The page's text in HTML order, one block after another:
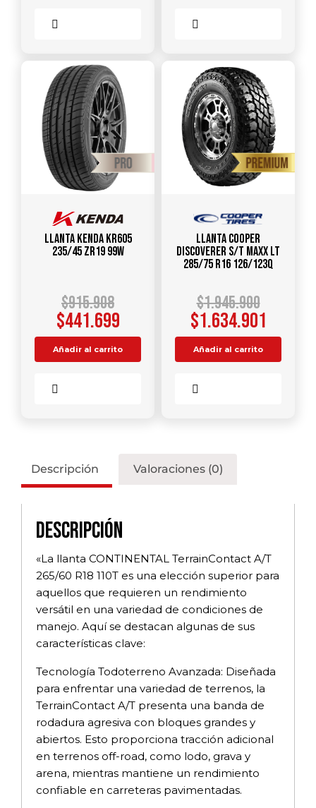
Llanta KENDA KR605
235/45 ZR19 99W
$915.908
$441.699
Añadir al carrito
Llanta COOPER
DISCOVERER S/T MAXX LT
285/75 R16 126/123Q
$1.945.900
$1.634.901
Añadir al carrito
Descripción Valoraciones (0)
Descripción
«La llanta CONTINENTAL TerrainContact A/T
265/60 R18 110T es una elección superior para
aquellos que requieren un rendimiento
versátil en una variedad de condiciones de
manejo. Aquí se destacan algunas de sus
características clave:
Tecnología Todoterreno Avanzada: Diseñada
para enfrentar una variedad de terrenos, la
TerrainContact A/T presenta una banda de
rodadura agresiva con bloques grandes y
abiertos. Esto proporciona tracción adicional
en terrenos off-road, como lodo, grava y
arena, mientras mantiene un rendimiento
confiable en carreteras pavimentadas.